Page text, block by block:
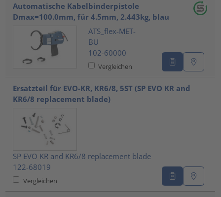
Automatische Kabelbinderpistole
Dmax=100.0mm, für 4.5mm, 2.443kg, blau
ATS_flex-MET-
BU
102-60000
Vergleichen
Ersatzteil für EVO-KR, KR6/8, 5ST (SP EVO KR and
KR6/8 replacement blade)
SP EVO KR and KR6/8 replacement blade
122-68019
Vergleichen